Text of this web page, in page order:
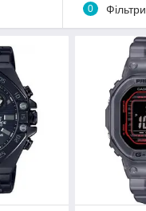
0 Фільтри